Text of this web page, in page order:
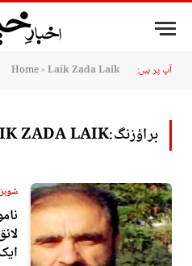
آپ پر ہیں: Home»Laik Zada ​​Laik
براؤزنگ:ZADA ​​LAIK
شوبز